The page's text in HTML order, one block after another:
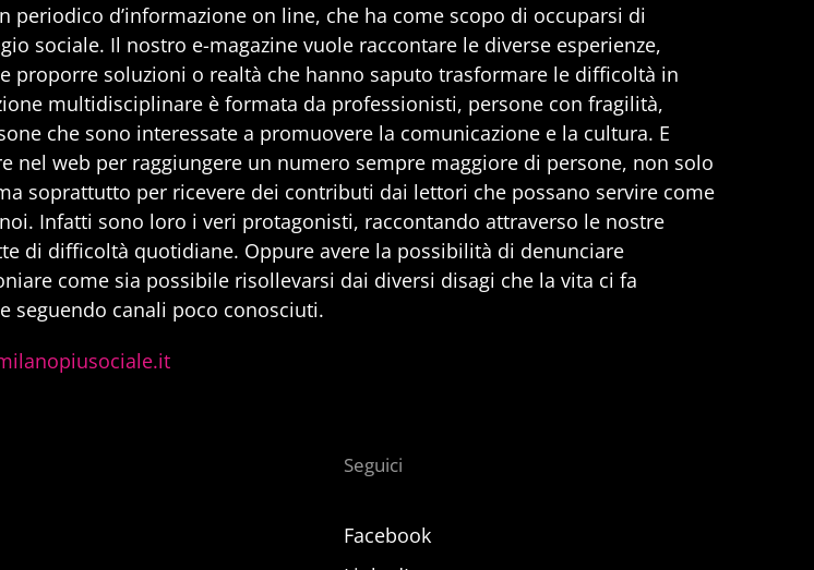
periodico d’informazione on line, che ha come scopo di occuparsi di
sociale. Il nostro e-magazine vuole raccontare le diverse esperienze,
proporre soluzioni o realtà che hanno saputo trasformare le difficoltà in
multidisciplinare è formata da professionisti, persone con fragilità,
che sono interessate a promuovere la comunicazione e la cultura. E
nel web per raggiungere un numero sempre maggiore di persone, non solo
soprattutto per ricevere dei contributi dai lettori che possano servire come
Infatti sono loro i veri protagonisti, raccontando attraverso le nostre
di difficoltà quotidiane. Oppure avere la possibilità di denunciare
come sia possibile risollevarsi dai diversi disagi che la vita ci fa
seguendo canali poco conosciuti.
Seguici
Facebook